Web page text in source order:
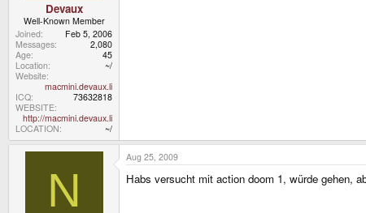
Devaux
Well-Known Member
Joined
Feb 5, 2006
Messages
2,080
Age
45
Location
~/
Website
macmini.devaux.li
ICQ
73632818
WEBSITE
http://macmini.devaux.li
LOCATION
~/
N
Aug 25, 2009
Habs versucht mit action doom 1, würde gehen,